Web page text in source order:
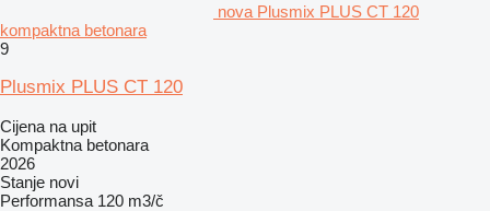
nova Plusmix PLUS CT 120
kompaktna betonara
9
Plusmix PLUS CT 120
Cijena na upit
Kompaktna betonara
2026
Stanje novi
Performansa 120 m3/č